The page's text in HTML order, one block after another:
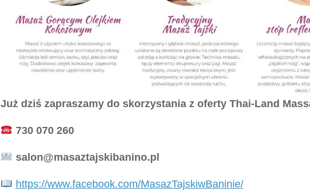
Już dziś zapraszamy do skorzystania z oferty Thai-Land
730 070 260
salon@masaztajskibanino.pl
https://www.facebook.com/MasazTajskiwBaninie/